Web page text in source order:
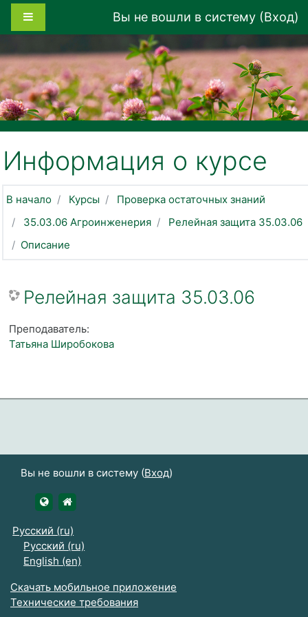
Перейти к основному содержанию
Вы не вошли в систему (Вход)
Информация о курсе
В начало Курсы
Проверка остаточных знаний
35.03.06 Агроинженерия
Релейная защита 35.03.06
Описание
Релейная защита 35.03.06
Преподаватель:
Татьяна Широбокова
Вы не вошли в систему (Вход)
https://udsau.ru
Русский ‎(ru)‎
Русский ‎(ru)‎
English ‎(en)‎
Скачать мобильное приложение
Технические требования